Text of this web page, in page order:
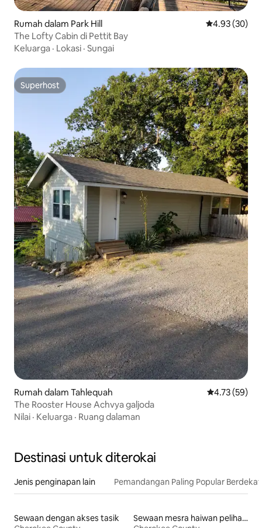
Rumah dalam Park Hill Penarafan
4.93 (30)
The Lofty Cabin di Pettit Bay
Keluarga · Lokasi · Sungai
Superhost
Superhost
Rumah dalam Tahlequah Penarafan
4.73 (59)
The Rooster House Achvya galjoda
Nilai · Keluarga · Ruang dalaman
Destinasi untuk diterokai
Jenis penginapan lain Pemandangan Paling Popular
Sewaan dengan akses tasik
Sewaan mesra haiwan peliharaan